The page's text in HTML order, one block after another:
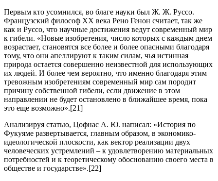
Первым кто усомнился, во благе науки был Ж. Ж. Руссо.
Французский философ XX века Рено Генон считает, так же
как и Руссо, что научные достижения ведут современный мир
к гибели. «Новые изобретения, число которых с каждым днем
возрастает, становятся все более и более опасными благодаря
тому, что они апеллируют к таким силам, чья истинная
природа остается совершенно неизвестной для использующих
их людей. И более чем вероятно, что именно благодаря этим
тревожным изобретениям современный мир сам породит
причину собственной гибели, если движение в этом
направлении не будет остановлено в ближайшее время, пока
это еще возможно».[21]
Анализируя статью, Цофнас А. Ю. написал: «История по
Фукуяме развертывается, главным образом, в экономико-
идеологической плоскости, как вектор реализации двух
человеческих устремлений – к удовлетворению материальных
потребностей и к теоретическому обоснованию своего места в
обществе и государстве».[22]